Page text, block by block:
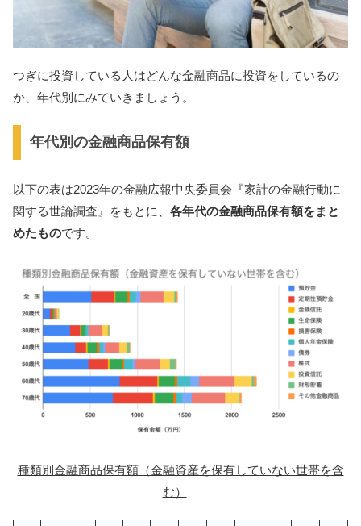
つぎに投資している人はどんな金融商品に投資をしているの
か、年代別にみていきましょう。
年代別の金融商品保有額
以下の表は2023年の金融広報中央委員会『家計の金融行動に
関する世論調査』をもとに、 各年代の金融商品保有額をまと
めたものです。
種類別金融商品保有額（金融資産を保有していない世帯を含
む）